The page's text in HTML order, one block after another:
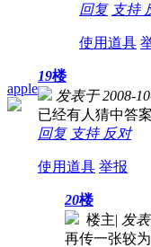
回复 支持
使用道具
apple
19楼
发表于 2008-
已经有人猜中答
回复 支持 反对
使用道具 举报
20楼
楼主| 发
再传一张较